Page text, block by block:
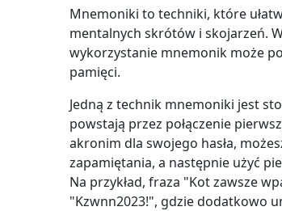
Mnemoniki to techniki, które
mentalnych skrótów i skojarzeń.
wykorzystanie mnemonik może
pamięci.
Jedną z technik mnemoniki jest
powstają przez połączenie
akronim dla swojego hasła,
zapamiętania, a następnie użyć
Na przykład, fraza "Kot zawsze
"Kzwnn2023!", gdzie dodatkowo